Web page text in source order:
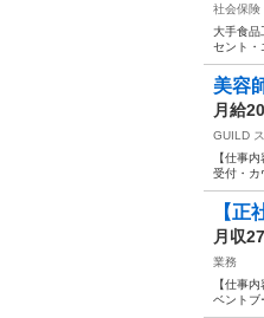
社会保険
大手食品
セント・
美容
月給
GUILD
【仕事
受付・カ
【正
月収
業務
【仕事
ベントブ